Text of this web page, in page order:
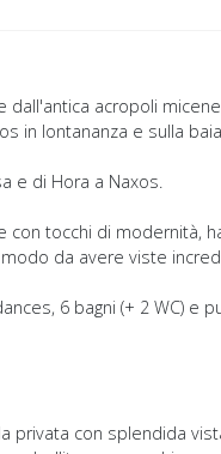
dall'antica acropoli
in lontananza e sulla baia
e di Hora a Naxos.
con tocchi di modernità,
da avere viste
6 bagni (+ 2 WC) e
privata con splendida